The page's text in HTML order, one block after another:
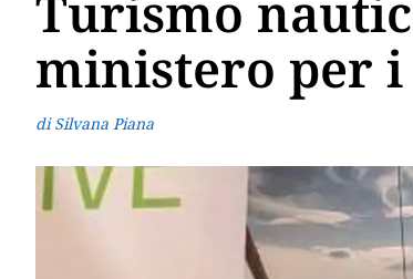
ministero per
di Silvana Piana